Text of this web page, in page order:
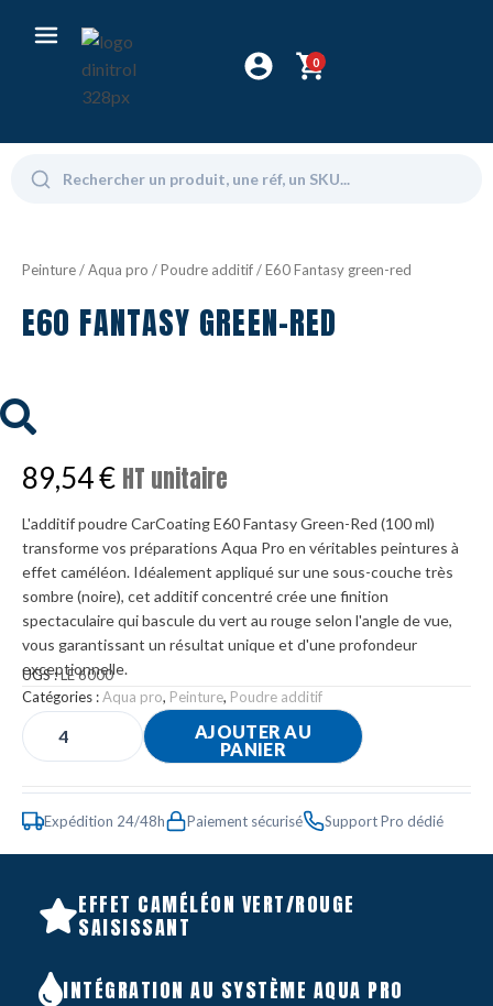
0
Peinture/Aqua pro /Poudre additif/ E60 Fantasy green-red
E60 FANTASY GREEN-RED
89,54€ HT unitaire
L'additif poudre CarCoating E60 Fantasy Green-Red (100 ml)
transforme vos préparations Aqua Pro en véritables peintures à
effet caméléon. Idéalement appliqué sur une sous-couche très
sombre (noire), cet additif concentré crée une finition
spectaculaire qui bascule du vert au rouge selon l'angle de vue,
vous garantissant un résultat unique et d'une profondeur
exceptionnelle.
UGS :LE 6000
Catégories :Aqua pro, Peinture, Poudre additif
AJOUTER AU
PANIER
Expédition 24/48h Paiement sécurisé Support Pro dédié
EFFET CAMÉLÉON VERT/ROUGE
SAISISSANT
INTÉGRATION AU SYSTÈME AQUA PRO